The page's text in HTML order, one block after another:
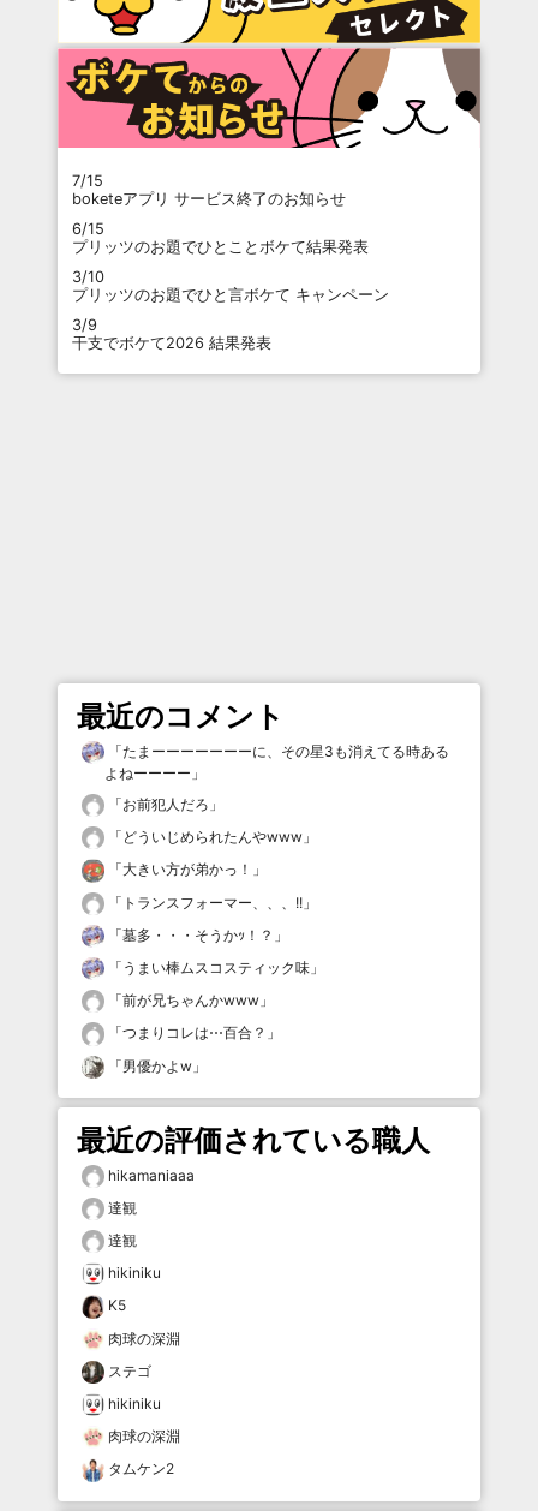
7/15
boketeアプリ サービス終了のお知らせ
6/15
プリッツのお題でひとことボケて結果発表
3/10
プリッツのお題でひと言ボケて キャンペーン
3/9
干支でボケて2026 結果発表
最近のコメント
「たまーーーーーーーに、その星3も消えてる時ある
よねーーーー 」
「お前犯人だろ 」
「 どういじめられたんやwww 」
「大きい方が弟かっ！ 」
「 トランスフォーマー、、、!! 」
「墓多・・・そうかｯ！？ 」
「 うまい棒ムスコスティック味 」
「前が兄ちゃんかwww 」
「つまりコレは⋯百合？ 」
「男優かよw 」
最近の評価されている職人
hikamaniaaa
達観
達観
hikiniku
K5
肉球の深淵
ステゴ
hikiniku
肉球の深淵
タムケン2